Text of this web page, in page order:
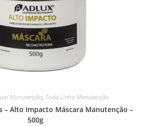
Manutenção, Toda Linha Manutenção
– Alto Impacto Máscara Manutenção –
500g